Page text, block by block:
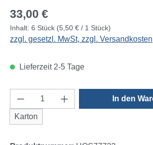
Regulärer Preis:
33,00 €
Inhalt: 6 Stück (5,50 € / 1 Stück)
zzgl. gesetzl. MwSt, zzgl. Versandkosten
Lieferzeit 2-5 Tage
Produkt Anzahl: Gib den
Karton
In den